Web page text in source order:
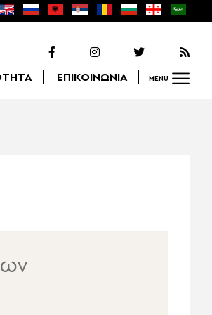
ΕΠΙΚΟΙΝΩΝΙΑ MENU